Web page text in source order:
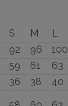
S M L
92 96 100
59 61 63
36 38 40